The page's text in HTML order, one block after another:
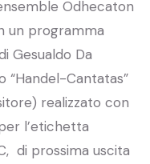
Odhecaton
un programma
Gesualdo Da
“Handel-Cantatas”
realizzato con
l’etichetta
di prossima uscita